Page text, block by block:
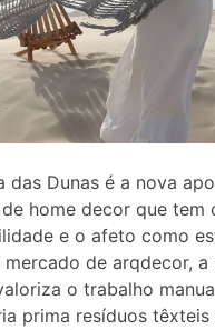
das Dunas é a nova
home decor que tem
e o afeto como
mercado de arqdecor, a
o trabalho
prima resíduos têxteis